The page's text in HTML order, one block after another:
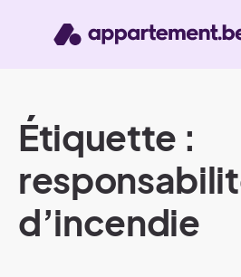
Étiquette :
d’incendie